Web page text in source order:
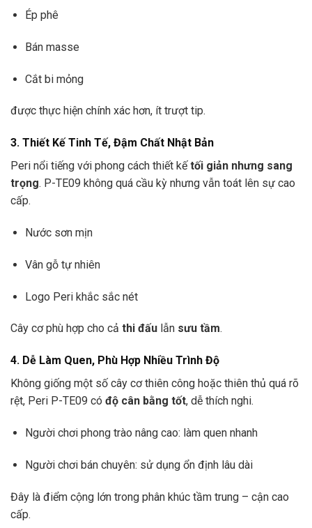
Ép phê
Bán masse
Cắt bi mỏng
được thực hiện chính xác hơn, ít trượt tip.
3. Thiết Kế Tinh Tế, Đậm Chất Nhật Bản
Peri nổi tiếng với phong cách thiết kếtối giản nhưng sang
trọng. P-TE09 không quá cầu kỳ nhưng vẫn toát lên sự cao
cấp.
Nước sơn mịn
Vân gỗ tự nhiên
Logo Peri khắc sắc nét
Cây cơ phù hợp cho cả thi đấu lẫn sưu tầm.
4. Dễ Làm Quen, Phù Hợp Nhiều Trình Độ
Không giống một số cây cơ thiên công hoặc thiên thủ quá rõ
rệt, Peri P-TE09 có độ cân bằng tốt, dễ thích nghi.
Người chơi phong trào nâng cao: làm quen nhanh
Người chơi bán chuyên: sử dụng ổn định lâu dài
Đây là điểm cộng lớn trong phân khúc tầm trung – cận cao
cấp.